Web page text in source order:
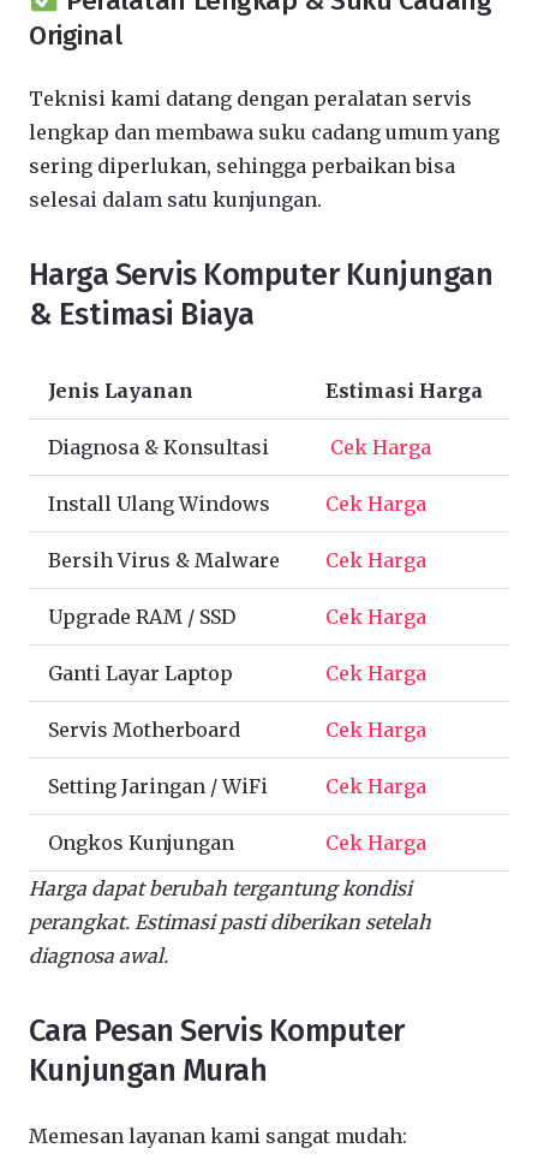
Original
Teknisi kami datang dengan peralatan servis
lengkap dan membawa suku cadang umum yang
sering diperlukan, sehingga perbaikan bisa
selesai dalam satu kunjungan.
Harga Servis Komputer Kunjungan
& Estimasi Biaya
Jenis Layanan Estimasi Harga
Diagnosa & Konsultasi Cek Harga
Install Ulang Windows Cek Harga
Bersih Virus & Malware Cek Harga
Upgrade RAM / SSD Cek Harga
Ganti Layar Laptop Cek Harga
Servis Motherboard Cek Harga
Setting Jaringan / WiFi Cek Harga
Ongkos Kunjungan
Cek Harga
Harga dapat berubah tergantung kondisi
perangkat. Estimasi pasti diberikan setelah
diagnosa awal.
Cara Pesan Servis Komputer
Kunjungan Murah
Memesan layanan kami sangat mudah: